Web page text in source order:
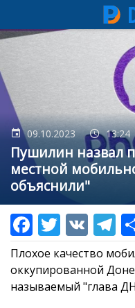
Перейти
основному
содержанию
09.10.2023 13:24
Пушилин назвал
местной
объяснили"
Плохое качество
оккупированной
называемый "глава